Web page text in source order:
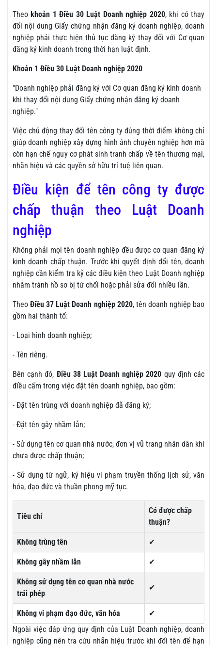
Theokhoản 1 Điều 30 Luật Doanh nghiệp 2020, khi có thay
đổi nội dung Giấy chứng nhận đăng ký doanh nghiệp, doanh
nghiệp phải thực hiện thủ tục đăng ký thay đổi với Cơ quan
đăng ký kinh doanh trong thời hạn luật định.
Khoản 1 Điều 30 Luật Doanh nghiệp 2020
"Doanh nghiệp phải đăng ký với Cơ quan đăng ký kinh doanh
khi thay đổi nội dung Giấy chứng nhận đăng ký doanh
nghiệp."
Việc chủ động thay đổi tên công ty đúng thời điểm không chỉ
giúp doanh nghiệp xây dựng hình ảnh chuyên nghiệp hơn mà
còn hạn chế nguy cơ phát sinh tranh chấp về tên thương mại,
nhãn hiệu và các quyền sở hữu trí tuệ liên quan.
Điều kiện để tên công ty được
chấp thuận theo Luật Doanh
nghiệp
Không phải mọi tên doanh nghiệp đều được cơ quan đăng ký
kinh doanh chấp thuận. Trước khi quyết định đổi tên, doanh
nghiệp cần kiểm tra kỹ các điều kiện theo Luật Doanh nghiệp
nhằm tránh hồ sơ bị từ chối hoặc phải sửa đổi nhiều lần.
TheoĐiều 37 Luật Doanh nghiệp 2020, tên doanh nghiệp bao
gồm hai thành tố:
- Loại hình doanh nghiệp;
- Tên riêng.
Bên cạnh đó, Điều 38 Luật Doanh nghiệp 2020 quy định các
điều cấm trong việc đặt tên doanh nghiệp, bao gồm:
- Đặt tên trùng với doanh nghiệp đã đăng ký;
- Đặt tên gây nhầm lẫn;
- Sử dụng tên cơ quan nhà nước, đơn vị vũ trang nhân dân khi
chưa được chấp thuận;
- Sử dụng từ ngữ, ký hiệu vi phạm truyền thống lịch sử, văn
hóa, đạo đức và thuần phong mỹ tục.
Tiêu chí
Có được chấp
thuận?
Không trùng tên ✔
Không gây nhầm lẫn ✔
Không sử dụng tên cơ quan nhà nước
trái phép
✔
Không vi phạm đạo đức, văn hóa
✔
Ngoài việc đáp ứng quy định của Luật Doanh nghiệp, doanh
nghiệp cũng nên tra cứu nhãn hiệu trước khi đổi tên để hạn